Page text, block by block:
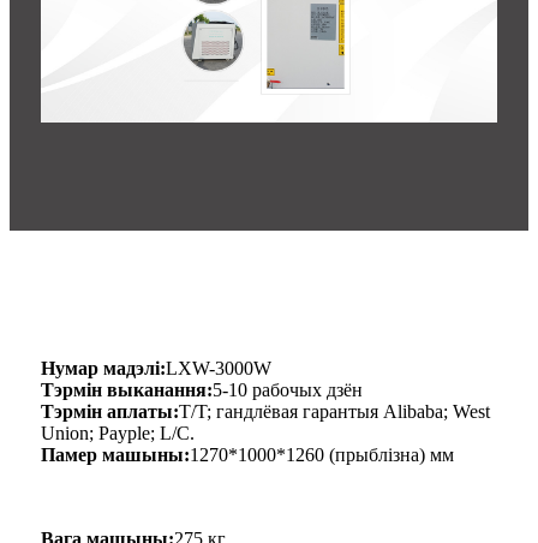
Нумар мадэлі:LXW-3000W
Тэрмін выканання:5-10 рабочых дзён
Тэрмін аплаты:T/T; гандлёвая гарантыя Alibaba; West
Union; Payple; L/C.
Памер машыны:1270*1000*1260 (прыблізна) мм